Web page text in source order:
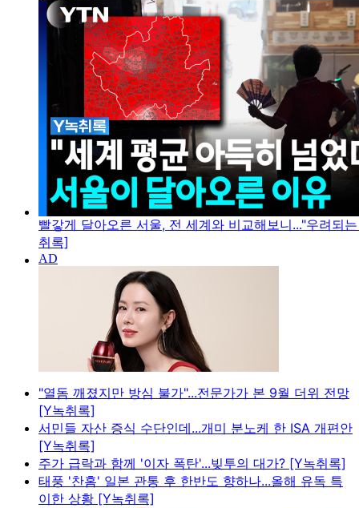
빨갛게 달아오른 서울, 전 세계와 비교해보니..."우려되
취록]
"열돔 깨졌지만 방심 불가"...전문가가 본 9월 더위 전망
[Y녹취록]
서민들 자산 증식 수단인데...개미 분노케 한 ISA 개편안
[Y녹취록]
주가 급락과 함께 '이자 폭탄'...빚투의 대가? [Y녹취록]
태풍 '찬홈' 일본 관통 후 한반도 향하나...올해 유독 특
이한 상황 [Y녹취록]